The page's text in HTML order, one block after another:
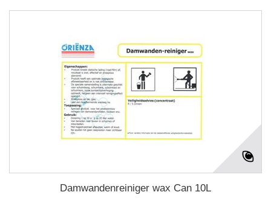
Damwandenreiniger wax Can 10L